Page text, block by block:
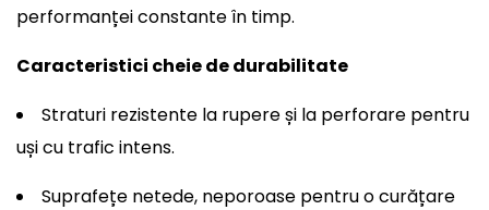
performanței constante în timp.
Caracteristici cheie de durabilitate
Straturi rezistente la rupere și la perforare pentru
uși cu trafic intens.
Suprafețe netede, neporoase pentru o curățare